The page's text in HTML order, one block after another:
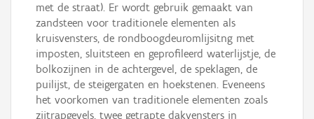
met de straat). Er wordt gebruik gemaakt van
zandsteen voor traditionele elementen als
kruisvensters, de rondboogdeuromlijsitng met
imposten, sluitsteen en geprofileerd waterlijstje, de
bolkozijnen in de achtergevel, de speklagen, de
puilijst, de steigergaten en hoekstenen. Eveneens
het voorkomen van traditionele elementen zoals
zijtrapgevels, twee getrapte dakvensters in